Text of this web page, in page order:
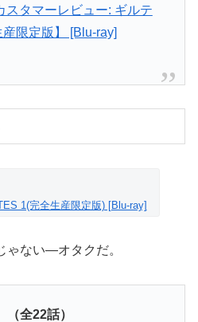
スタマーレビュー: ギルテ
限定版】 [Blu-ray]
1(完全生産限定版) [Blu-ray]
ゃない—オタクだ。
全22話）